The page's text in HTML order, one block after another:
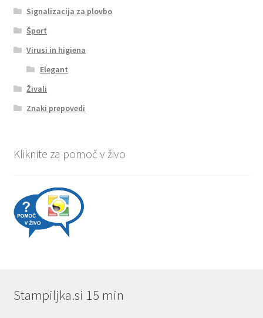
Signalizacija za plovbo
Šport
Virusi in higiena
Elegant
Živali
Znaki prepovedi
Kliknite za pomoč v živo
Stampiljka.si 15 min